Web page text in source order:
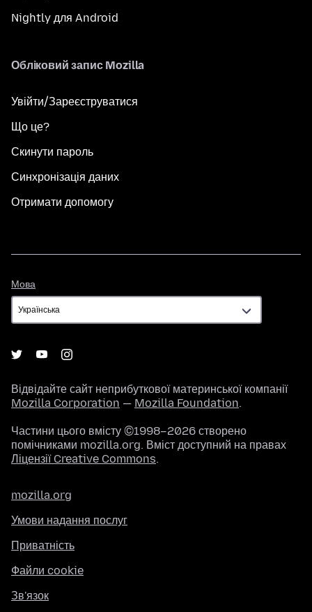
Nightly для Android
Обліковий запис Mozilla
Увійти/Зареєструватися
Що це?
Скинути пароль
Синхронізація даних
Отримати допомогу
Мова
Відвідайте сайт неприбуткової материнської компанії
Mozilla Corporation — Mozilla Foundation.
Частини цього вмісту ©1998–2026 створено
помічниками mozilla.org. Вміст доступний на правах
Ліцензії Creative Commons.
mozilla.org
Умови надання послуг
Приватність
Файли cookie
Зв'язок